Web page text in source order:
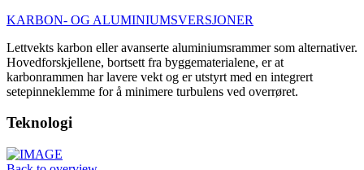
KARBON- OG ALUMINIUMSVERSJONER
Lettvekts karbon eller avanserte aluminiumsrammer som alternativer.
Hovedforskjellene, bortsett fra byggematerialene, er at
karbonrammen har lavere vekt og er utstyrt med en integrert
setepinneklemme for å minimere turbulens ved overrøret.
Teknologi